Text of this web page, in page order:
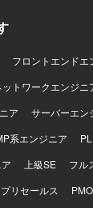
、TypeScript
ム開発環境とな
フロントエンドエ
ットワークエンジニ
ア
サーバーエン
系エンジニア PL
上級SE
フル
プリセールス PMO